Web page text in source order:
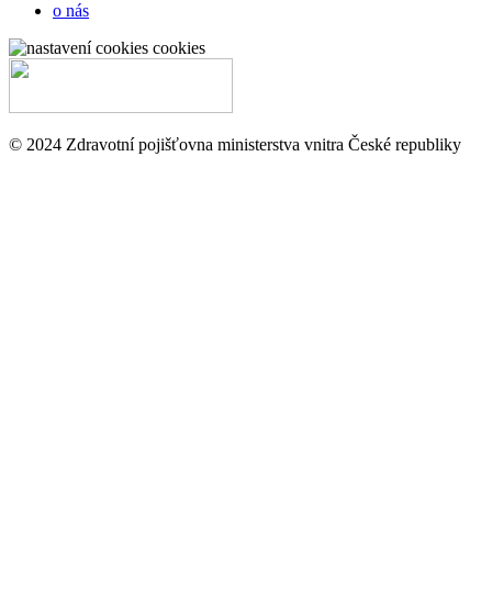
o nás
cookies
© 2024 Zdravotní pojišťovna ministerstva vnitra České republiky